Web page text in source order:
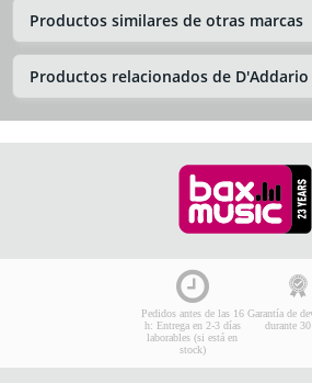
Productos similares de otras marcas
Productos relacionados de
Pedidos antes de las 16
h: Entrega en 2-3 días
laborables (si está en
stock)
Garantía de
durante